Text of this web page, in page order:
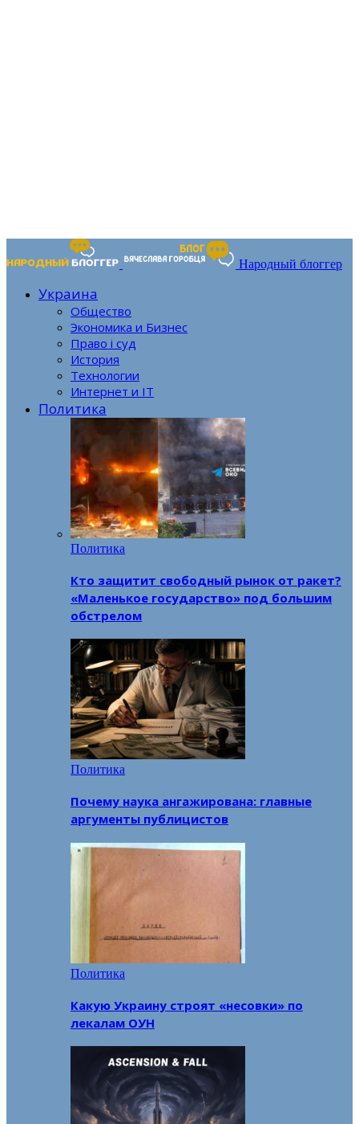
Народный блоггер
Украина
Общество
Экономика и Бизнес
Право і суд
История
Технологии
Интернет и IT
Политика
Политика
Кто защитит свободный рынок от ракет?
«Маленькое государство» под большим
обстрелом
Политика
Почему наука ангажирована: главные
аргументы публицистов
Политика
Какую Украину строят «несовки» по
лекалам ОУН